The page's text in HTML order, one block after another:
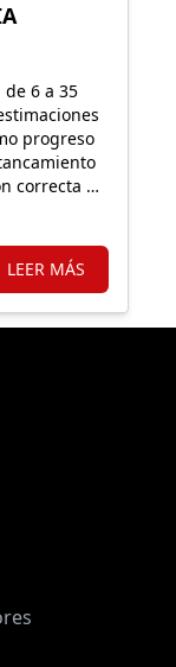
de 6 a 35
progreso
correcta de
LEER MÁS